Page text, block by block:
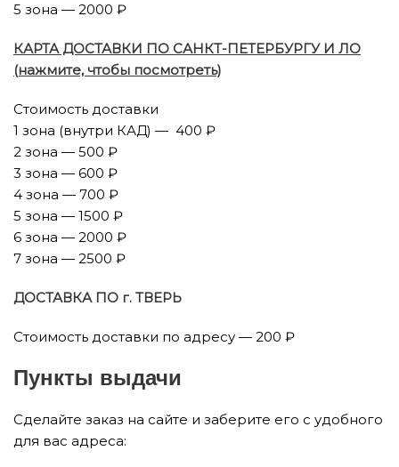
5 зона — 2000 ₽
КАРТА ДОСТАВКИ ПО САНКТ-ПЕТЕРБУРГУ И ЛО
(нажмите, чтобы посмотреть)
Стоимость доставки
1 зона (внутри КАД) — 400 ₽
2 зона — 500 ₽
3 зона — 600 ₽
4 зона — 700 ₽
5 зона — 1500 ₽
6 зона — 2000 ₽
7 зона — 2500 ₽
ДОСТАВКА ПО г. ТВЕРЬ
Стоимость доставки по адресу — 200 ₽
Пункты выдачи
Сделайте заказ на сайте и заберите его с удобного
для вас адреса: